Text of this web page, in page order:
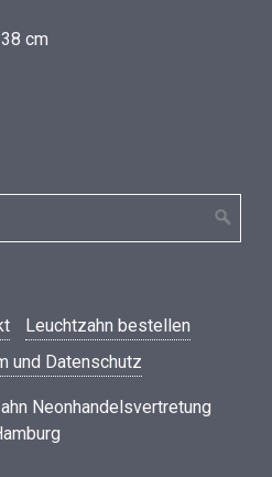
cm
Leuchtzahn bestellen
und Datenschutz
Neonhandelsvertretung